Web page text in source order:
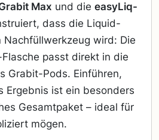
Max und die easyLiq-
dass die Liquid-
Nachfüllwerkzeug wird: Die
passt direkt in die
Grabit-Pods. Einführen,
Ergebnis ist ein besonders
Gesamtpaket – ideal für
mögen.